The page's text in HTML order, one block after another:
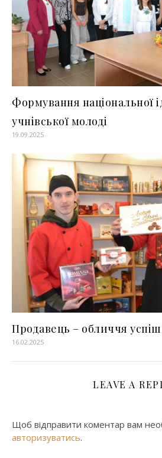
Формування національної
учнівської молоді
19.09.2025
Продавець – обличчя
16.02.2025
LEAVE A
Щоб відправити коментар вам
авторизуватись.